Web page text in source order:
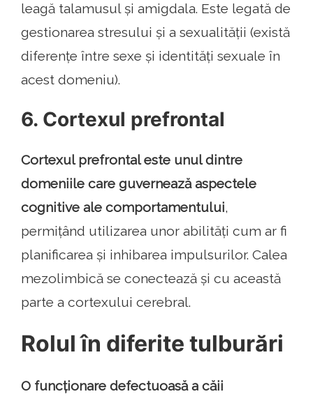
leagă talamusul și amigdala. Este legată de
gestionarea stresului și a sexualității (există
diferențe între sexe și identități sexuale în
acest domeniu).
6. Cortexul prefrontal
Cortexul prefrontal este unul dintre
domeniile care guvernează aspectele
cognitive ale comportamentului,
permițând utilizarea unor abilități cum ar fi
planificarea și inhibarea impulsurilor. Calea
mezolimbică se conectează și cu această
parte a cortexului cerebral.
Rolul în diferite tulburări
O funcționare defectuoasă a căii